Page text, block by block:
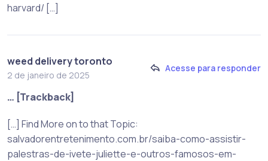
harvard/ […]
weed delivery toronto
2 de janeiro de 2025
Acesse para responder
… [Trackback]
[…] Find More on to that Topic:
salvadorentretenimento.com.br/saiba-como-assistir-
palestras-de-ivete-juliette-e-outros-famosos-em-